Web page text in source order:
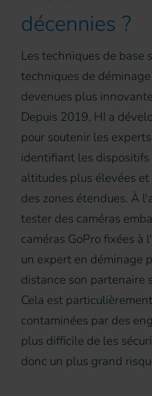
décennies ?
Les techniques de base
techniques de
devenues plus
Depuis 2019, HI a
pour soutenir les
identifiant les dispositifs
altitudes plus élevées
des zones étendues. À
tester des caméras
caméras GoPro fixées à
un expert en déminage
distance son partenaire
Cela est
contaminées par des
plus difficile de les
donc un plus grand